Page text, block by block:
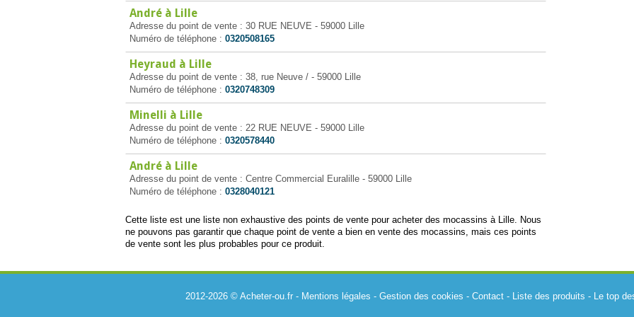
André à Lille
Adresse du point de vente : 30 RUE NEUVE - 59000 Lille
Numéro de téléphone : 0320508165
Heyraud à Lille
Adresse du point de vente : 38, rue Neuve / - 59000 Lille
Numéro de téléphone : 0320748309
Minelli à Lille
Adresse du point de vente : 22 RUE NEUVE - 59000 Lille
Numéro de téléphone : 0320578440
André à Lille
Adresse du point de vente : Centre Commercial Euralille - 59000 Lille
Numéro de téléphone : 0328040121
Cette liste est une liste non exhaustive des points de vente pour acheter des mocassins à Lille. Nous
ne pouvons pas garantir que chaque point de vente a bien en vente des mocassins, mais ces points
de vente sont les plus probables pour ce produit.
2012-2026 © Acheter-ou.fr - Mentions légales - Gestion des cookies - Contact- Liste des produits - Le top